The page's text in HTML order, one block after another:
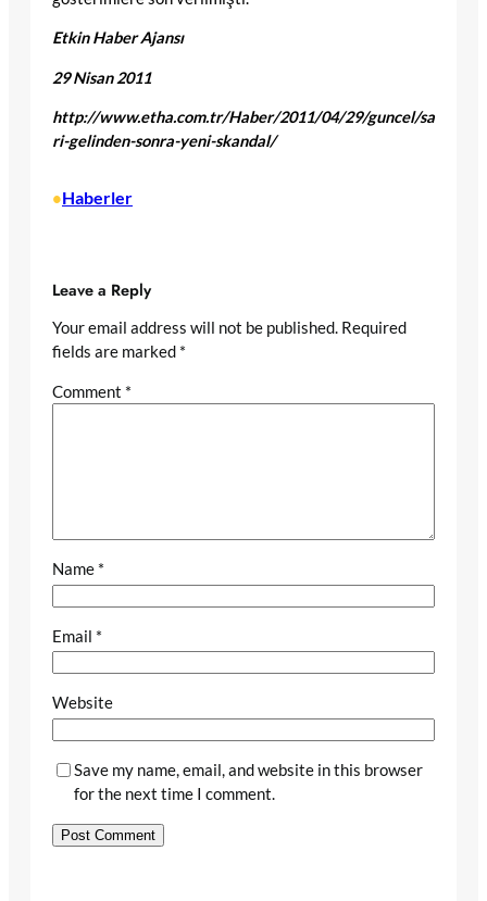
Etkin Haber Ajansı
29 Nisan 2011
http://www.etha.com.tr/Haber/2011/04/29/guncel/sa
ri-gelinden-sonra-yeni-skandal/
•Haberler
Leave a Reply
Your email address will not be published. Required
fields are marked *
Comment *
Name *
Email *
Website
Save my name, email, and website in this browser
for the next time I comment.